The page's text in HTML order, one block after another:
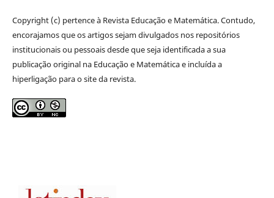
Copyright (c) pertence à Revista Educação e Matemática. Contudo,
encorajamos que os artigos sejam divulgados nos repositórios
institucionais ou pessoais desde que seja identificada a sua
publicação original na Educação e Matemática e incluída a
hiperligação para o site da revista.